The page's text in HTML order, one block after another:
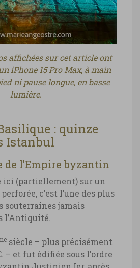
Basilique Istanbul ©
affichées sur cet article ont
iPhone 15 Pro Max, à main
ni pause longue, en basse
lumière.
: quinze
Istanbul
de l’Empire byzantin
ici (partiellement) sur un
c’est l’une des plus
souterraines jamais
l’Antiquité.
siècle – plus précisément
– et fut édifiée sous l’ordre